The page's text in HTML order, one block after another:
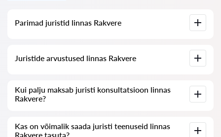
Parimad juristid linnas Rakvere
Rakvere koos täieliku infoga: hinnad, arvustused,
Juristide arvustused linnas Rakvere
me ei kustuta negatiivseid arvustusi ega võimalda nende
manipuleerimist.
Kui palju maksab juristi konsultatsioon linnas
Rakvere?
võib olla kõrgem (hind sõltub küsimuse keerukusest ja
Kas on võimalik saada juristi teenuseid linnas
Rakvere tasuta?